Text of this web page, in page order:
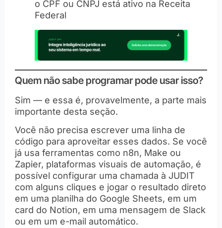
o CPF ou CNPJ está ativo na Receita
Federal
Quem não sabe programar pode usar isso?
Sim — e essa é, provavelmente, a parte mais
importante desta seção.
Você não precisa escrever uma linha de
código para aproveitar esses dados. Se você
já usa ferramentas como n8n, Make ou
Zapier, plataformas visuais de automação, é
possível configurar uma chamada à JUDIT
com alguns cliques e jogar o resultado direto
em uma planilha do Google Sheets, em um
card do Notion, em uma mensagem de Slack
ou em um e-mail automático.